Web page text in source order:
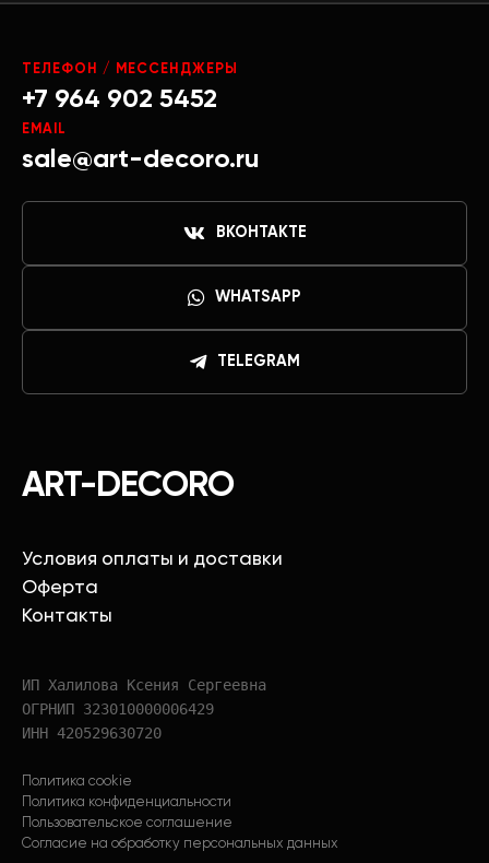
ART-DECORO
Условия оплаты и доставки
Оферта
Контакты
ИП Халилова Ксения Сергеевна
ОГРНИП 323010000006429
ИНН 420529630720
Политика cookie
Политика конфиденциальности
Пользовательское соглашение
Согласие на обработку персональных данных
ТЕЛЕФОН / МЕССЕНДЖЕРЫ
+7 964 902 5452
EMAIL
sale@art-decoro.ru
ВКОНТАКТЕ
WHATSAPP
TELEGRAM